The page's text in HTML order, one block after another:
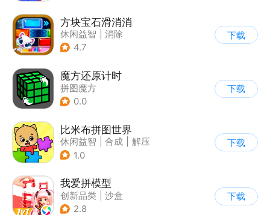
方块宝石滑消消
休闲益智
消除
4.7
下载
魔方还原计时
拼图魔方
0.0
下载
比米布拼图世界
休闲益智 合成
解压
| 学习教育
1.0
下载
我爱拼模型
创新品类
沙盒
| 像素风
2.8
下载